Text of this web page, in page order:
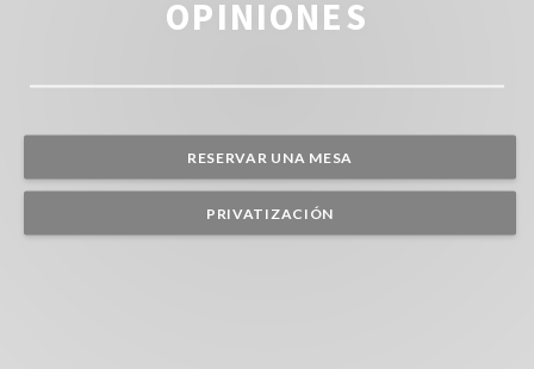
OPINIONES
RESERVAR UNA MESA
PRIVATIZACIÓN